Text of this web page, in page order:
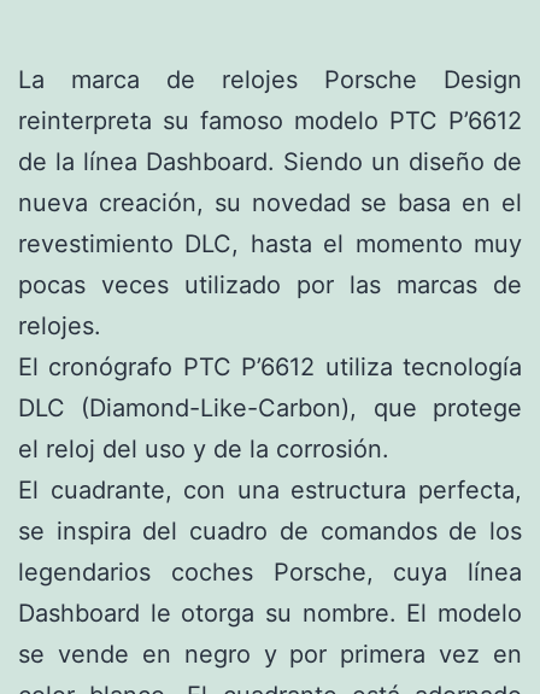
La marca de relojes Porsche Design
reinterpreta su famoso modelo PTC P’6612
de la línea Dashboard. Siendo un diseño de
nueva creación, su novedad se basa en el
revestimiento DLC, hasta el momento muy
pocas veces utilizado por las marcas de
relojes.
El cronógrafo PTC P’6612 utiliza tecnología
DLC (Diamond-Like-Carbon), que protege
el reloj del uso y de la corrosión.
El cuadrante, con una estructura perfecta,
se inspira del cuadro de comandos de los
legendarios coches Porsche, cuya línea
Dashboard le otorga su nombre. El modelo
se vende en negro y por primera vez en